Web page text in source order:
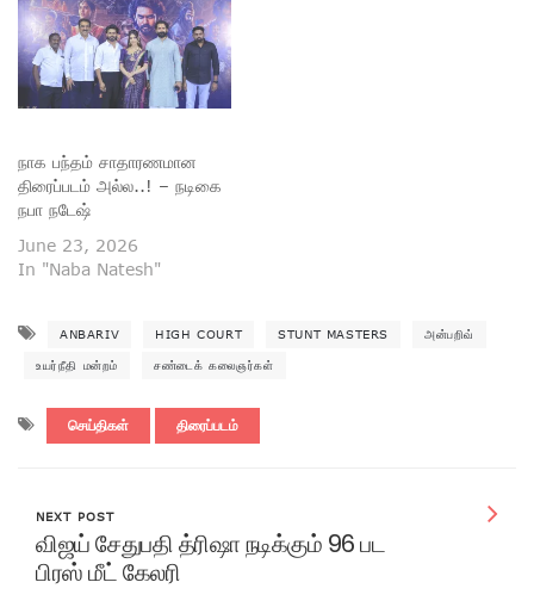
நாக பந்தம் சாதாரணமான
திரைப்படம் அல்ல..! – நடிகை
நபா நடேஷ்
June 23, 2026
In "Naba Natesh"
ANBARIV HIGH COURT STUNT MASTERS அன்பறிவ்
உயர்நீதி மன்றம் சண்டைக் கலைஞர்கள்
செய்திகள் திரைப்படம்
NEXT POST
விஜய் சேதுபதி த்ரிஷா நடிக்கும் 96 பட
பிரஸ் மீட் கேலரி